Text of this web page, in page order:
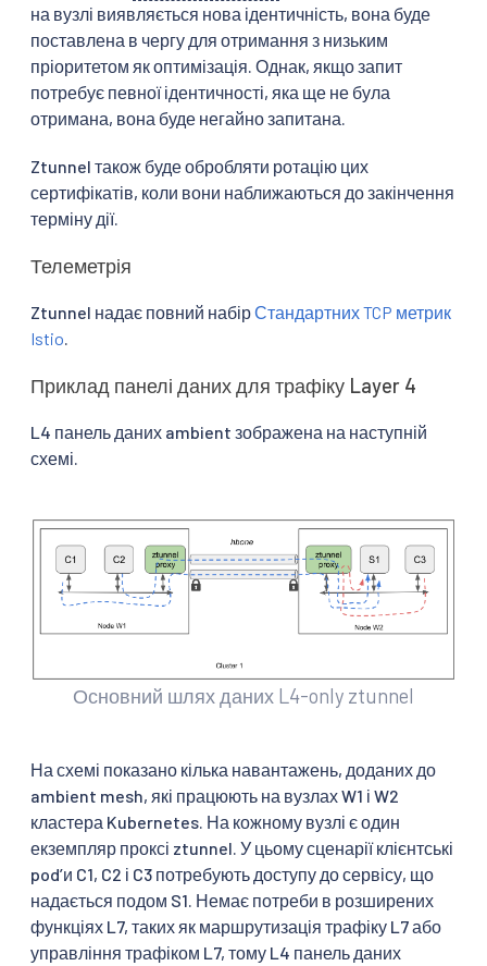
на вузлі виявляється нова ідентичність, вона буде
поставлена в чергу для отримання з низьким
пріоритетом як оптимізація. Однак, якщо запит
потребує певної ідентичності, яка ще не була
отримана, вона буде негайно запитана.
Ztunnel також буде обробляти ротацію цих
сертифікатів, коли вони наближаються до закінчення
терміну дії.
Телеметрія
Ztunnel надає повний набірСтандартних TCP метрик
Istio
Приклад панелі даних для трафіку Layer 4
L4 панель даних ambient зображена на наступній
схемі.
Основний шлях даних L4-only ztunnel
На схемі показано кілька навантажень, доданих до
ambient mesh, які працюють на вузлах W1 і W2
кластера Kubernetes. На кожному вузлі є один
екземпляр проксі ztunnel. У цьому сценарії клієнтські
podʼи C1, C2 і C3 потребують доступу до сервісу, що
надається подом S1. Немає потреби в розширених
функціях L7, таких як маршрутизація трафіку L7 або
управління трафіком L7, тому L4 панель даних